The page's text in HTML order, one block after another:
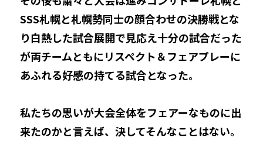
SSS札幌と札幌勢同士の顔合わせの決勝戦とな
り白熱した試合展開で見応え十分の試合だった
が両チームともにリスペクト＆フェアプレーに
あふれる好感の持てる試合となった。
私たちの思いが大会全体をフェアーなものに出
来たのかと言えば、決してそんなことはない。